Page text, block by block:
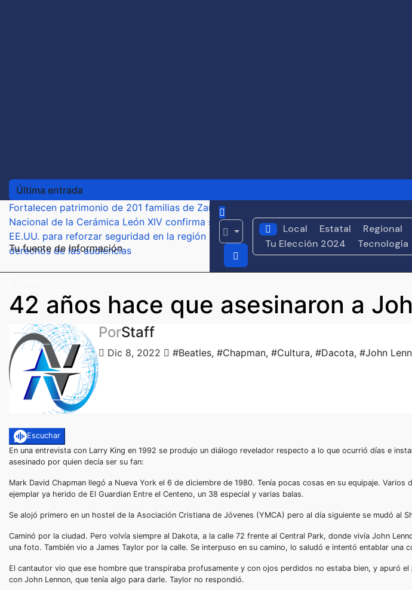
Última entrada
Fortalecen patrimonio de 201 familias de Zamora con entrega de escrituras
Nacional de la Cerámica León XIV confirma su primer viaje a América Latina SSP
EE.UU. para reforzar seguridad en la región aguacatera Arquidiócesis Primada de
derechos de las audiencias
Tu fuente de Información
Local Estatal Regional
Tu Elección 2024
Tecnología
42 años hace que asesinaron a
PorStaff
Dic 8, 2022 #Beatles, #Chapman, #Cultura, #Dacota, #John
Escuchar
En una entrevista con Larry King en 1992 se produjo un diálogo revelador respecto a lo que ocurrió días e
asesinado por quien decía ser su fan:
Mark David Chapman llegó a Nueva York el 6 de diciembre de 1980. Tenía pocas cosas en su equipaje. Varios
ejemplar ya herido de El Guardian Entre el Centeno, un 38 especial y varias balas.
Se alojó primero en un hostel de la Asociación Cristiana de Jóvenes (YMCA) pero al día siguiente se mudó al
Caminó por la ciudad. Pero volvía siempre al Dakota, a la calle 72 frente al Central Park, donde vivía John
una foto. También vio a James Taylor por la calle. Se interpuso en su camino, lo saludó e intentó entablar una
El cantautor vio que ese hombre que transpiraba profusamente y con ojos perdidos no estaba bien, y apuró
con John Lennon, que tenía algo para darle. Taylor no respondió.